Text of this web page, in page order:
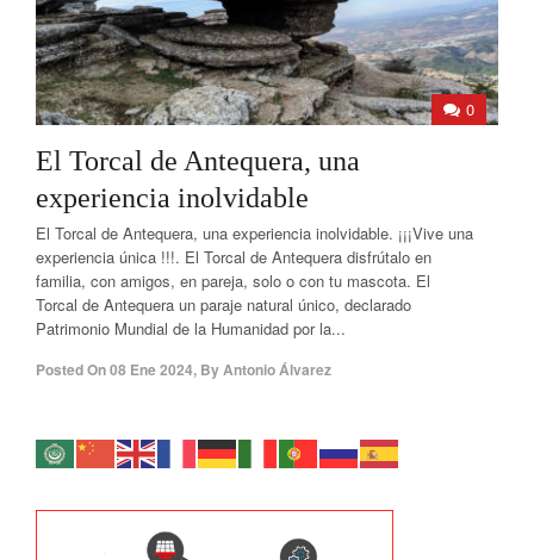
0
El Torcal de Antequera, una
experiencia inolvidable
El Torcal de Antequera, una experiencia inolvidable. ¡¡¡Vive una
experiencia única !!!. El Torcal de Antequera disfrútalo en
familia, con amigos, en pareja, solo o con tu mascota. El
Torcal de Antequera un paraje natural único, declarado
Patrimonio Mundial de la Humanidad por la...
Posted On08 Ene 2024, ByAntonio Álvarez